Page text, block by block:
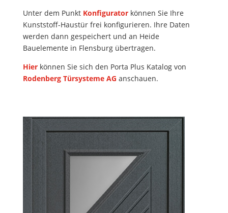
Unter dem Punkt Konfiguratorkönnen Sie Ihre
Kunststoff-Haustür frei konfigurieren. Ihre Daten
werden dann gespeichert und an Heide
Bauelemente in Flensburg übertragen.
Hierkönnen Sie sich den Porta Plus Katalog von
Rodenberg Türsysteme AG anschauen.